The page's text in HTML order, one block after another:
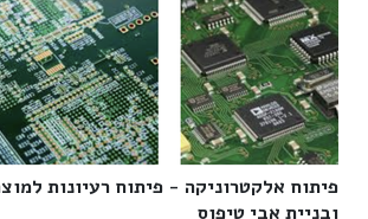
פיתוח אלקטרוניקה - פיתוח רעיונות
ובניית אבי טיפוס‎